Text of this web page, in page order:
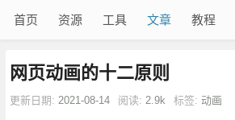
首页 资源 工具 文章 教程
网页动画的十二原则
更新日期: 2021-08-14 阅读: 2.9k 标签: 动画